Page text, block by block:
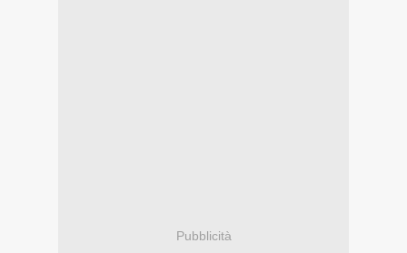
Pubblicità